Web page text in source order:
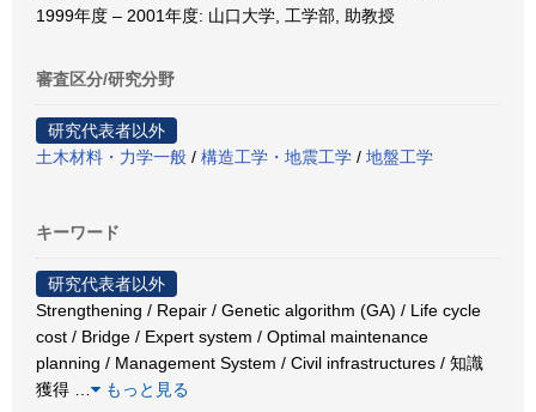
1999年度 – 2001年度: 山口大学, 工学部, 助教授
審査区分/研究分野
研究代表者以外
土木材料・力学一般 / 構造工学・地震工学 / 地盤工学
キーワード
研究代表者以外
Strengthening / Repair / Genetic algorithm (GA) / Life cycle
cost / Bridge / Expert system / Optimal maintenance
planning / Management System / Civil infrastructures / 知識
獲得
もっと見る